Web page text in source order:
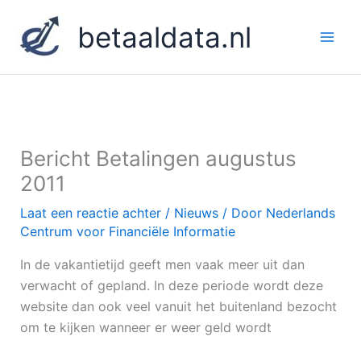
naar
inhoud
betaaldata.nl
Bericht Betalingen augustus
2011
Laat een reactie achter / Nieuws/ Door Nederlands
Centrum voor Financiële Informatie
In de vakantietijd geeft men vaak meer uit dan
verwacht of gepland. In deze periode wordt deze
website dan ook veel vanuit het buitenland bezocht
om te kijken wanneer er weer geld wordt